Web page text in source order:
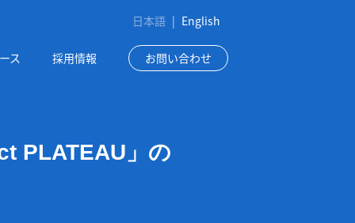
日本語 | English
ス 採用情報 お問い合わせ
PLATEAU」の